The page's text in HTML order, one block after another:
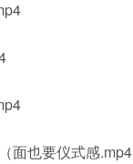
面也要仪式感.mp4